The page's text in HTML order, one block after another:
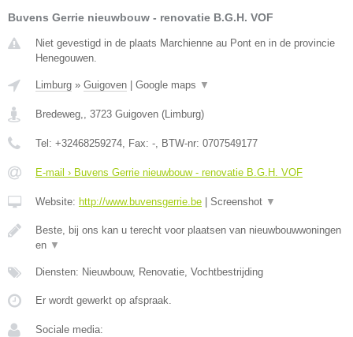
Buvens Gerrie nieuwbouw - renovatie B.G.H. VOF
Niet gevestigd in de plaats Marchienne au Pont en in de provincie
Henegouwen.
Limburg » Guigoven Google maps ▼
Bredeweg,, 3723 Guigoven (Limburg)
Tel: +32468259274, Fax: -, BTW-nr: 0707549177
E-mail › Buvens Gerrie nieuwbouw - renovatie B.G.H. VOF
Website: http://www.buvensgerrie.be Screenshot ▼
Beste, bij ons kan u terecht voor plaatsen van nieuwbouwwoningen
en ▼
Diensten: Nieuwbouw, Renovatie, Vochtbestrijding
Er wordt gewerkt op afspraak.
Sociale media: